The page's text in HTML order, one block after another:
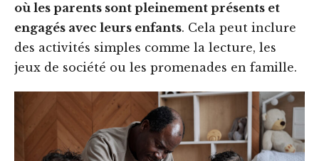
où les parents sont pleinement présents et
engagés avec leurs enfants. Cela peut inclure
des activités simples comme la lecture, les
jeux de société ou les promenades en famille.